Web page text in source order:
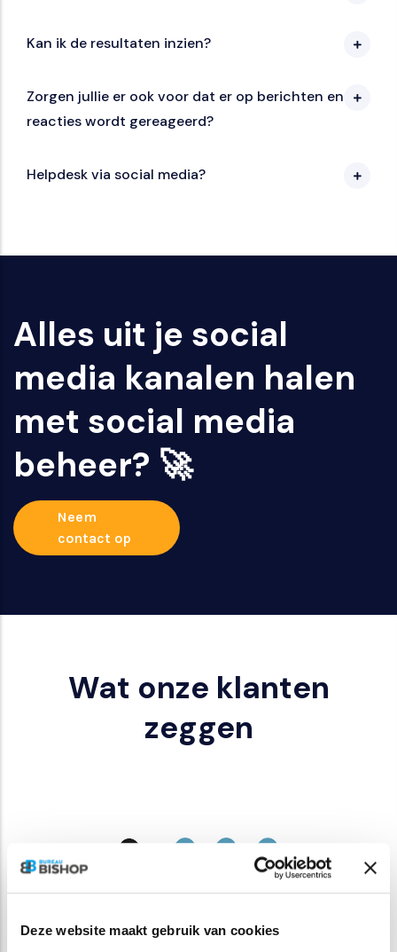
Deze website maakt gebruik van cookies
Kan ik de resultaten inzien?
Zorgen jullie er ook voor dat er op berichten en
reacties wordt gereageerd?
Helpdesk via social media?
Alles uit je social
media kanalen halen
met social media
beheer? 🚀
Neem
contact op
Wat onze klanten
zeggen